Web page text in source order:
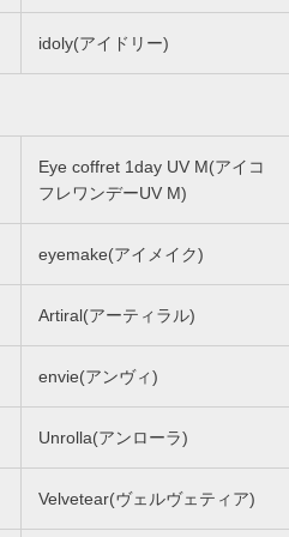
idoly(アイドリー)
Eye coffret 1day UV M(アイコ
フレワンデーUV M)
eyemake(アイメイク)
Artiral(アーティラル)
envie(アンヴィ)
Unrolla(アンローラ)
Velvetear(ヴェルヴェティア)